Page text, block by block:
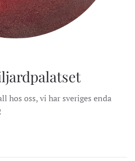
hos oss, vi har sveriges enda